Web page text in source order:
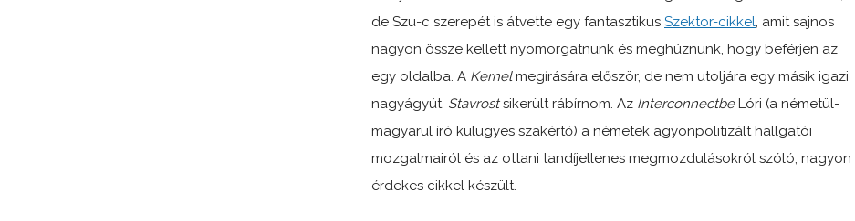
de Szu-c szerepét is átvette egy fantasztikus Szektor-cikkel, amit sajnos
nagyon össze kellett nyomorgatnunk és meghúznunk, hogy beférjen az
egy oldalba. A Kernelmegírására először, de nem utoljára egy másik igazi
nagyágyút, Stavrostsikerült rábírnom. Az InterconnectbeLóri (a németül-
magyarul író külügyes szakértő) a németek agyonpolitizált hallgatói
mozgalmairól és az ottani tandíjellenes megmozdulásokról szóló, nagyon
érdekes cikkel készült.